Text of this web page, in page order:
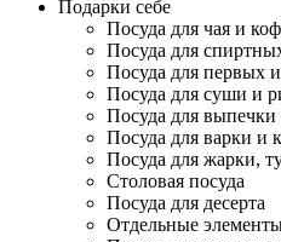
Подарки себе
Посуда для чая и
Посуда для
Посуда для первых
Посуда для суши и
Посуда для выпечки
Посуда для варки и
Посуда для жарки,
Столовая посуда
Посуда для десерта
Отдельные